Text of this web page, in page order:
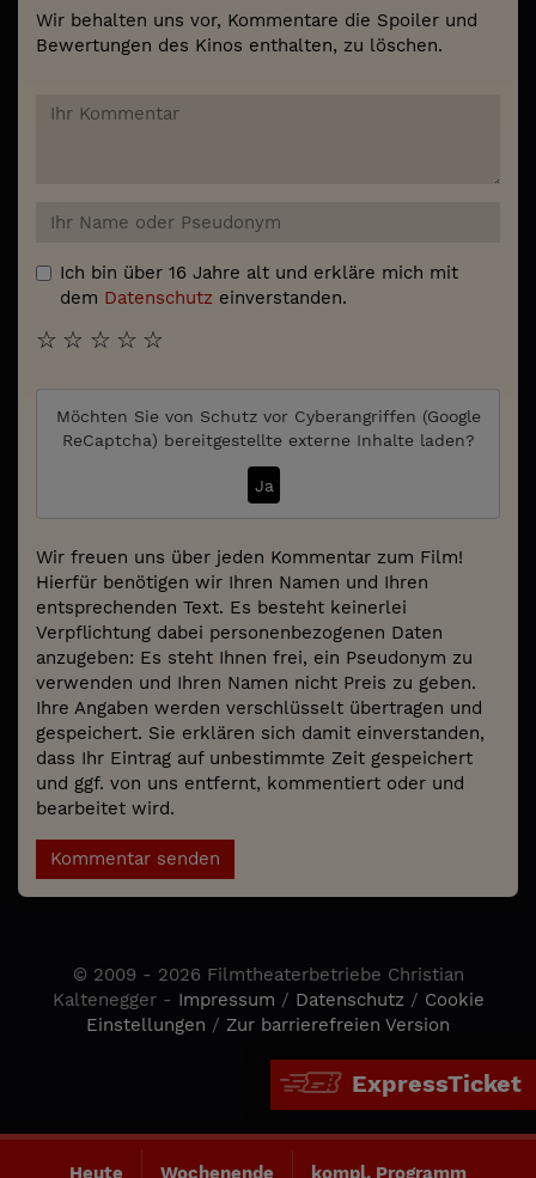
Heute Wochenende kompl. Programm
ExpressTicket
Wir behalten uns vor, Kommentare die Spoiler und
Bewertungen des Kinos enthalten, zu löschen.
Ich bin über 16 Jahre alt und erkläre mich mit
dem Datenschutz einverstanden.
☆
☆
☆
☆
☆
Möchten Sie von Schutz vor Cyberangriffen (Google
ReCaptcha) bereitgestellte externe Inhalte laden?
Ja
Wir freuen uns über jeden Kommentar zum Film!
Hierfür benötigen wir Ihren Namen und Ihren
entsprechenden Text. Es besteht keinerlei
Verpflichtung dabei personenbezogenen Daten
anzugeben: Es steht Ihnen frei, ein Pseudonym zu
verwenden und Ihren Namen nicht Preis zu geben.
Ihre Angaben werden verschlüsselt übertragen und
gespeichert. Sie erklären sich damit einverstanden,
dass Ihr Eintrag auf unbestimmte Zeit gespeichert
und ggf. von uns entfernt, kommentiert oder und
bearbeitet wird.
Kommentar senden
© 2009 - 2026 Filmtheaterbetriebe Christian
Kaltenegger - Impressum / Datenschutz / Cookie
Einstellungen / Zur barrierefreien Version